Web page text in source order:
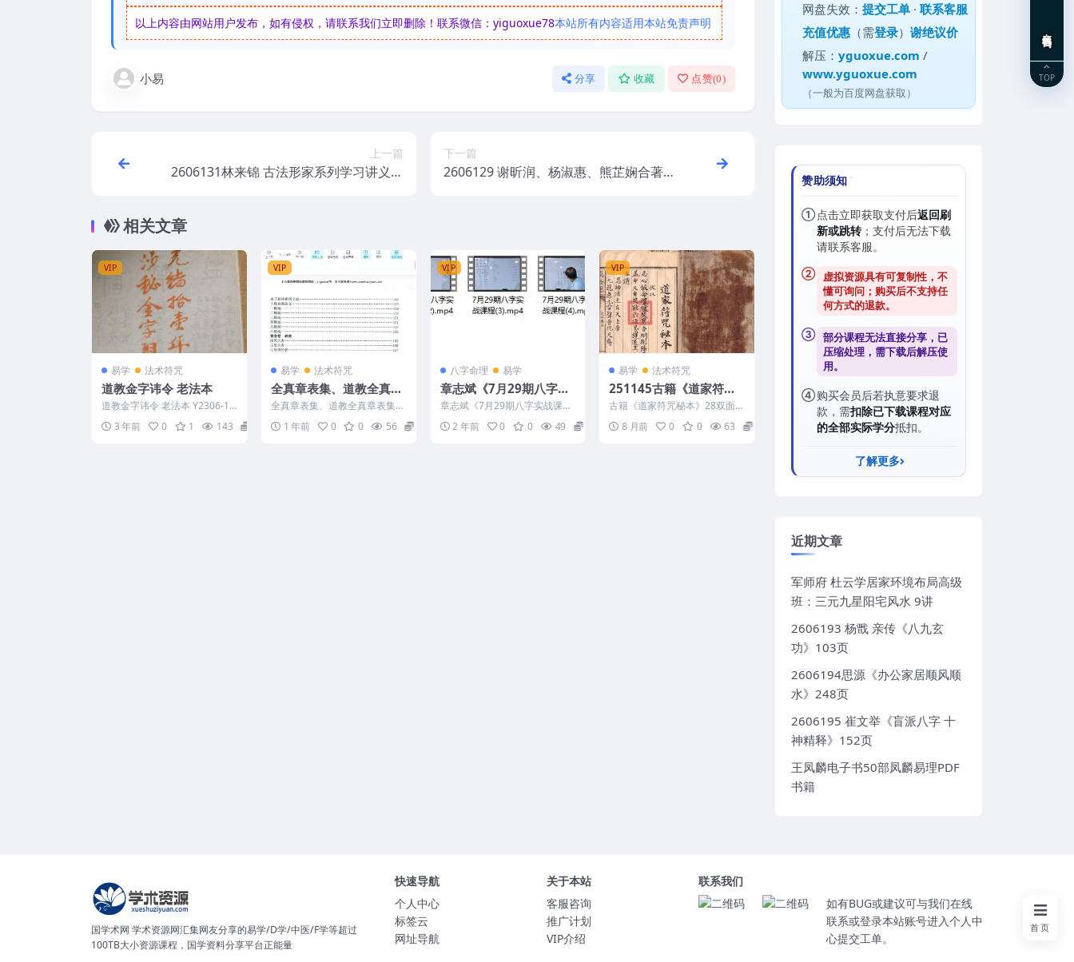
以上内容由网站用户发布，如有侵权，请联系我们立即删除！联系微信：yiguoxue78本站所有内容适用本站免责声明
小易 分享 收藏 点赞(0)
上一篇
2606131林来锦 古法形家系列学习讲义之
下一篇
2606129 谢昕润、杨淑惠、熊芷娴合著
相关文章
VIP
易学 法术符咒
道教金字讳令 老法本
道教金字讳令 老法本 Y2306-14
3 年前 0 1 143
VIP
易学 法术符咒
全真章表集、道教全真章
表集成、道教文疏牒全集
PDF文档454页
全真章表集、道教全真章表集
成、道教文疏牒全集PDF文档45
4页 2505117 ...
1 年前 0 0 56
VIP
八字命理 易学
章志斌《7月29期八字实
战课程》直播11个小时
（台湾）
章志斌《7月29期八字实战课
程》直播11个小时（台湾） 24
10111 7月29...
2 年前 0 0 49
VIP
易学 法术符咒
251145古籍《道家符咒
秘本》28双面 约56单页Y
古籍《道家符咒秘本》28双面
约56单页Y 251145
8 月前 0 0 63
网盘失效：提交工单 ·联系客服
充值优惠 （需登录）谢绝议价
解压：yguoxue.com /
www.yguoxue.com
（一般为百度网盘获取）
赞助须知
①点击立即获取支付后返回刷
新或跳转；支付后无法下载
请联系客服。
②
虚拟资源具有可复制性，不
懂可询问；购买后不支持任
何方式的退款。
③ 部分课程无法直接分享，已
压缩处理，需下载后解压使
用。
④购买会员后若执意要求退
款，需扣除已下载课程对应
的全部实际学分抵扣。
了解更多
近期文章
军师府 杜云学居家环境布局高级
班：三元九星阳宅风水 9讲
2606193 杨戬 亲传《八九玄
功》103页
2606194思源《办公家居顺风顺
水》248页
2606195 崔文举《盲派八字 十
神精释》152页
王凤麟电子书50部凤麟易理PDF
书籍
国学术网 学术资源网汇集网友分享的易学/D学/中医/F学等超过
100TB大小资源课程，国学资料分享平台正能量
快速导航
个人中心
标签云
网址导航
关于本站
客服咨询
推广计划
VIP介绍
联系我们
如有BUG或建议可与我们在线
联系或登录本站账号进入个人中
心提交工单。
首页
TOP